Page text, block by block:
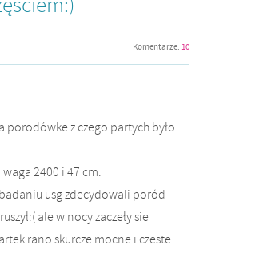
Komentarze: 10
z czego partych było
2400 i 47 cm.
usg zdecydowali poród
ale w nocy zaczeły sie
rano skurcze mocne i czeste.